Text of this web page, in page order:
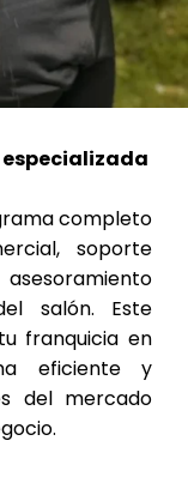
completo
soporte
salón. Este
franquicia en
eficiente y
del mercado